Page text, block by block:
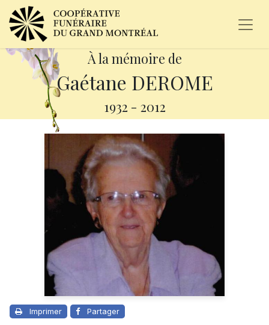
À la mémoire de
Gaétane DEROME
1932 - 2012
Imprimer Partager